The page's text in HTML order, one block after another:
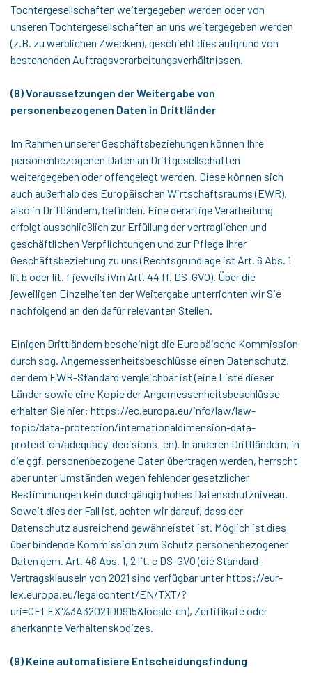
Tochtergesellschaften weitergegeben werden oder von
unseren Tochtergesellschaften an uns weitergegeben werden
(z.B. zu werblichen Zwecken), geschieht dies aufgrund von
bestehenden Auftragsverarbeitungsverhältnissen.
(8) Voraussetzungen der Weitergabe von
personenbezogenen Daten in Drittländer
Im Rahmen unserer Geschäftsbeziehungen können Ihre
personenbezogenen Daten an Drittgesellschaften
weitergegeben oder offengelegt werden. Diese können sich
auch außerhalb des Europäischen Wirtschaftsraums (EWR),
also in Drittländern, befinden. Eine derartige Verarbeitung
erfolgt ausschließlich zur Erfüllung der vertraglichen und
geschäftlichen Verpflichtungen und zur Pflege Ihrer
Geschäftsbeziehung zu uns (Rechtsgrundlage ist Art. 6 Abs. 1
lit b oder lit. f jeweils iVm Art. 44 ff. DS-GVO). Über die
jeweiligen Einzelheiten der Weitergabe unterrichten wir Sie
nachfolgend an den dafür relevanten Stellen.
Einigen Drittländern bescheinigt die Europäische Kommission
durch sog. Angemessenheitsbeschlüsse einen Datenschutz,
der dem EWR-Standard vergleichbar ist (eine Liste dieser
Länder sowie eine Kopie der Angemessenheitsbeschlüsse
erhalten Sie hier: https://ec.europa.eu/info/law/law-
topic/data-protection/internationaldimension-data-
protection/adequacy-decisions_en). In anderen Drittländern, in
die ggf. personenbezogene Daten übertragen werden, herrscht
aber unter Umständen wegen fehlender gesetzlicher
Bestimmungen kein durchgängig hohes Datenschutzniveau.
Soweit dies der Fall ist, achten wir darauf, dass der
Datenschutz ausreichend gewährleistet ist. Möglich ist dies
über bindende Kommission zum Schutz personenbezogener
Daten gem. Art. 46 Abs. 1, 2 lit. c DS-GVO (die Standard-
Vertragsklauseln von 2021 sind verfügbar unter https://eur-
lex.europa.eu/legalcontent/EN/TXT/?
uri=CELEX%3A32021D0915&locale-en), Zertifikate oder
anerkannte Verhaltenskodizes.
(9) Keine automatisiere Entscheidungsfindung